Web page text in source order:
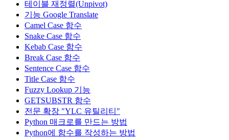
테이블 재정렬(Unpivot)
기능 Google Translate
Camel Case 함수
Snake Case 함수
Kebab Case 함수
Break Case 함수
Sentence Case 함수
Title Case 함수
Fuzzy Lookup 기능
GETSUBSTR 함수
전문 확장 "YLC 유틸리티"
Python 매크로를 만드는 방법
Python에 함수를 작성하는 방법